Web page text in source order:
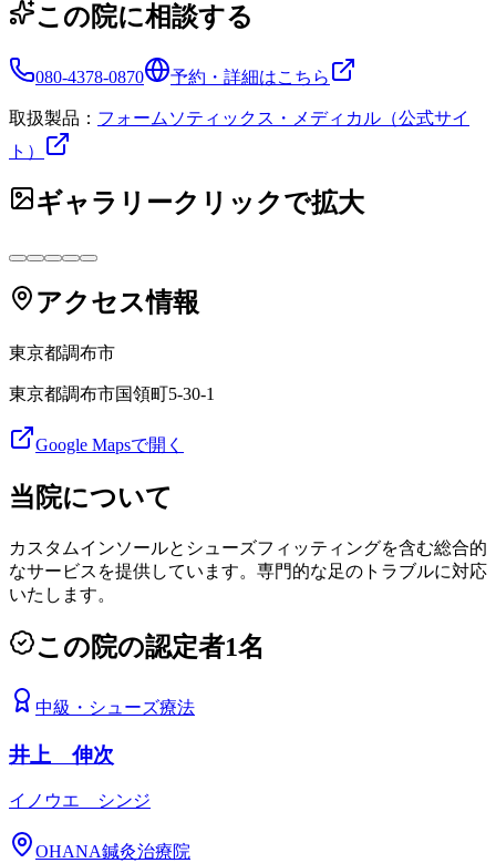
この院に相談する
080-4378-0870 予約・詳細はこちら
取扱製品： フォームソティックス・メディカル（公式サイ
ト）
ギャラリークリックで拡大
アクセス情報
東京都調布市
東京都調布市国領町5-30-1
Google Mapsで開く
当院について
カスタムインソールとシューズフィッティングを含む総合的
なサービスを提供しています。専門的な足のトラブルに対応
いたします。
この院の認定者1名
中級 ・ シューズ療法
井上 伸次
イノウエ シンジ
OHANA鍼灸治療院